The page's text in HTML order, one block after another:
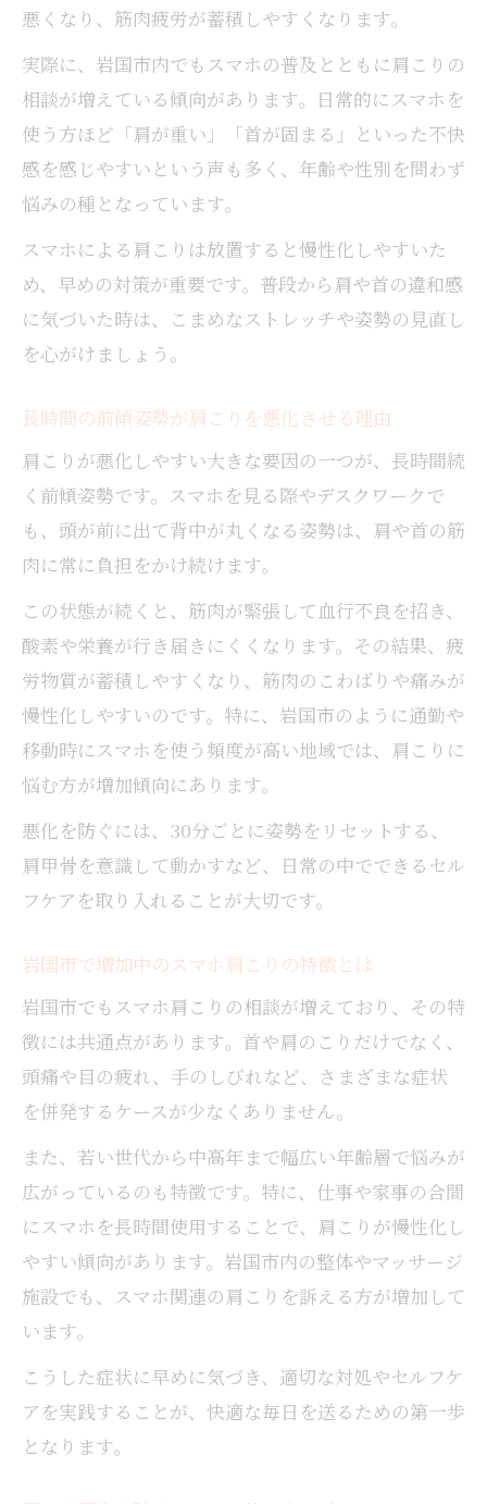
ック
岩国市で注目の肩こりケアが話題に
岩国市で人気の肩こりケアの特徴と選び方
女性向けの肩こりケアが岩国市で注目され
る理由
肩こり専門のケアサービスの最新トレンド
口コミで話題の肩こりケア体験談をチェッ
肩こり改善をサポートする店舗の選び方ガ
女性が悩みやすい肩こりの特徴を徹底解説
肩こり解消に役立つ女性専用セルフケア法
女性の体質に合った肩こり対策のヒント集
肩こりが気になる女性におすすめの習慣
ホルモンバランスと肩こりの関係性とは
肩こりが辛い日に試したい過ごし方
肩こりが辛いときに心掛けたいリラックス
法
忙しい日でもできる肩こり緩和の過ごし方
肩こり時におすすめのセルフケアタイム割
り
スマホ使用時に注意すべき姿勢の秘密
首や肩に負担をかけないスマホ操作の工夫
肩こりを悪化させるNG姿勢を知って予防
スマホ利用中の肩こり対策ストレッチ紹介
肩こり防止に役立つ机と椅子の高さ調整法
悪くなり、筋肉疲労が蓄積しやすくなります。
実際に、岩国市内でもスマホの普及とともに肩こりの
相談が増えている傾向があります。日常的にスマホを
使う方ほど「肩が重い」「首が固まる」といった不快
感を感じやすいという声も多く、年齢や性別を問わず
悩みの種となっています。
スマホによる肩こりは放置すると慢性化しやすいた
め、早めの対策が重要です。普段から肩や首の違和感
に気づいた時は、こまめなストレッチや姿勢の見直し
を心がけましょう。
長時間の前傾姿勢が肩こりを悪化させる理由
肩こりが悪化しやすい大きな要因の一つが、長時間続
く前傾姿勢です。スマホを見る際やデスクワークで
も、頭が前に出て背中が丸くなる姿勢は、肩や首の筋
肉に常に負担をかけ続けます。
この状態が続くと、筋肉が緊張して血行不良を招き、
酸素や栄養が行き届きにくくなります。その結果、疲
労物質が蓄積しやすくなり、筋肉のこわばりや痛みが
慢性化しやすいのです。特に、岩国市のように通勤や
移動時にスマホを使う頻度が高い地域では、肩こりに
悩む方が増加傾向にあります。
悪化を防ぐには、30分ごとに姿勢をリセットする、
肩甲骨を意識して動かすなど、日常の中でできるセル
フケアを取り入れることが大切です。
岩国市で増加中のスマホ肩こりの特徴とは
岩国市でもスマホ肩こりの相談が増えており、その特
徴には共通点があります。首や肩のこりだけでなく、
頭痛や目の疲れ、手のしびれなど、さまざまな症状
を併発するケースが少なくありません。
また、若い世代から中高年まで幅広い年齢層で悩みが
広がっているのも特徴です。特に、仕事や家事の合間
にスマホを長時間使用することで、肩こりが慢性化し
やすい傾向があります。岩国市内の整体やマッサージ
施設でも、スマホ関連の肩こりを訴える方が増加して
います。
こうした症状に早めに気づき、適切な対処やセルフケ
アを実践することが、快適な毎日を送るための第一歩
となります。